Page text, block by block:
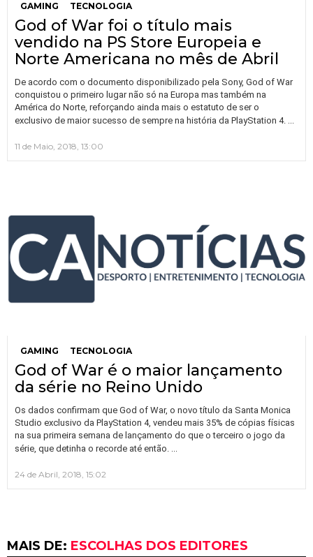
GAMING TECNOLOGIA
God of War foi o título mais
vendido na PS Store Europeia e
Norte Americana no mês de Abril
De acordo com o documento disponibilizado pela Sony, God of War
conquistou o primeiro lugar não só na Europa mas também na
América do Norte, reforçando ainda mais o estatuto de ser o
exclusivo de maior sucesso de sempre na história da PlayStation 4.
11 de Maio, 2018, 13:00
GAMING TECNOLOGIA
God of War é o maior lançamento
da série no Reino Unido
Os dados confirmam que God of War, o novo título da Santa Monica
Studio exclusivo da PlayStation 4, vendeu mais 35% de cópias físicas
na sua primeira semana de lançamento do que o terceiro o jogo da
série, que detinha o recorde até então.
24 de Abril, 2018, 15:02
MAIS DE: ESCOLHAS DOS EDITORES